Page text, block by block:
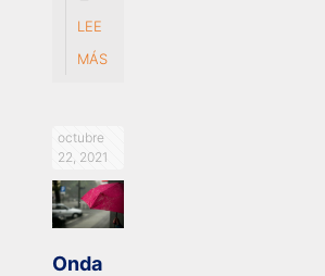
LEE
MÁS
octubre
22, 2021
Onda